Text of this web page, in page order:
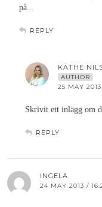
på..
REPLY
KÄTHE
AUTHOR
25 MAY
Skrivit ett inlägg om
REPLY
INGELA
24 MAY 2013 /